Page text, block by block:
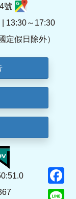
號
13:30～17:30
定假日除外）